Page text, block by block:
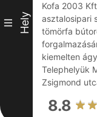
III Hely
Kofa 2003
asztalosipari
tömörfa
kiemelten
Telephelyük
Zsigmond
8.8